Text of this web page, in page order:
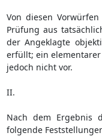
Von diesen
Prüfung aus
der Angeklagte
erfüllt; ein
jedoch nicht vor.
II.
Nach dem Ergebnis
folgende